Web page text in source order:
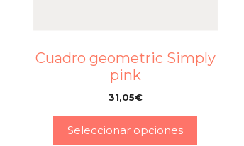
Cuadro geometric Simply
pink
31,05€
Seleccionar opciones